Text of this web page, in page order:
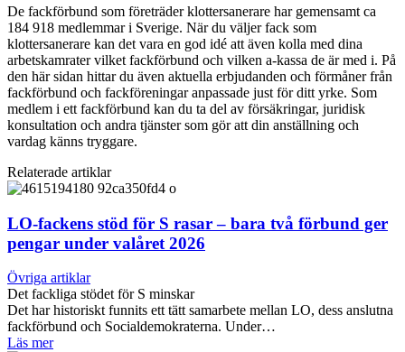
De fackförbund som företräder klottersanerare har gemensamt ca
184 918 medlemmar i Sverige. När du väljer fack som
klottersanerare kan det vara en god idé att även kolla med dina
arbetskamrater vilket fackförbund och vilken a-kassa de är med i. På
den här sidan hittar du även aktuella erbjudanden och förmåner från
fackförbund och fackföreningar anpassade just för ditt yrke. Som
medlem i ett fackförbund kan du ta del av försäkringar, juridisk
konsultation och andra tjänster som gör att din anställning och
vardag känns tryggare.
Relaterade artiklar
LO-fackens stöd för S rasar – bara två förbund ger
pengar under valåret 2026
Övriga artiklar
Det fackliga stödet för S minskar
Det har historiskt funnits ett tätt samarbete mellan LO, dess anslutna
fackförbund och Socialdemokraterna. Under…
Läs mer